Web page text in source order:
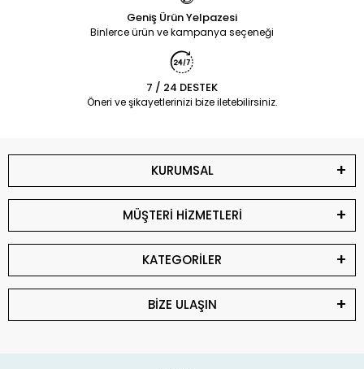
Geniş Ürün Yelpazesi
Binlerce ürün ve kampanya seçeneği
7 / 24 DESTEK
Öneri ve şikayetlerinizi bize iletebilirsiniz.
KURUMSAL
MÜŞTERİ HİZMETLERİ
KATEGORİLER
BİZE ULAŞIN